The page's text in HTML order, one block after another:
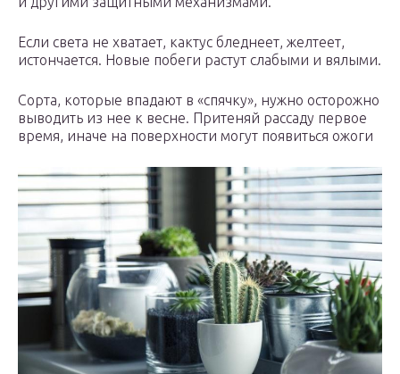
Если света не хватает, кактус бледнеет, желтеет,
истончается. Новые побеги растут слабыми и вялыми.
Сорта, которые впадают в «спячку», нужно осторожно
выводить из нее к весне. Притеняй рассаду первое
время, иначе на поверхности могут появиться ожоги